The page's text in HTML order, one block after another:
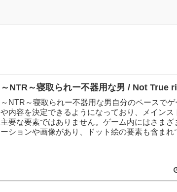
～NTR～寝取られー不器用な男 / Not True
～NTR～寝取られー不器用な男自分のペースで
や内容を決定できるようになっており、メインス
主要な要素ではありません。ゲーム内にはさまざ
ーションや画像があり、ドット絵の要素も含まれ